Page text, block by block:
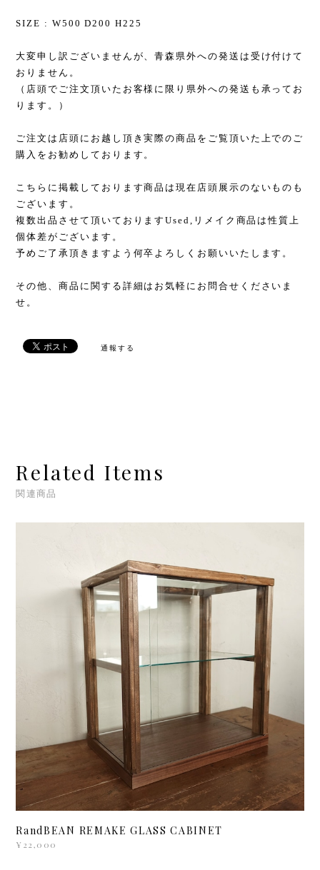
SIZE : W500 D200 H225
大変申し訳ございませんが、青森県外への発送は受け付けて
おりません。
（店頭でご注文頂いたお客様に限り県外への発送も承ってお
ります。）
ご注文は店頭にお越し頂き実際の商品をご覧頂いた上でのご
購入をお勧めしております。
こちらに掲載しております商品は現在店頭展示のないものも
ございます。
複数出品させて頂いておりますUsed,リメイク商品は性質上
個体差がございます。
予めご了承頂きますよう何卒よろしくお願いいたします。
その他、商品に関する詳細はお気軽にお問合せくださいま
せ。
通報する
Related Items
関連商品
RandBEAN REMAKE GLASS CABINET
¥22,000